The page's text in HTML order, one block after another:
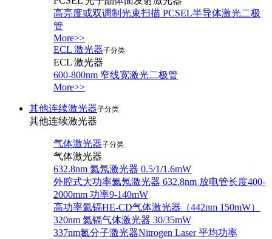
高亮度或双调制光束扫描 PCSEL半导体激光二极
管
More>>
ECL 激光器子分类
ECL 激光器
600-800nm 窄线宽激光二极管
More>>
其他连续激光器子分类
其他连续激光器
气体激光器子分类
气体激光器
632.8nm 氦氖激光器 0.5/1/1.6mW
外腔式大功率氦氖激光器 632.8nm 放电管长度400-
2000mm 功率9-140mW
高功率氦镉HE-CD气体激光器（442nm 150mW）
320nm 氦镉气体激光器 30/35mW
337nm氮分子激光器Nitrogen Laser 平均功率